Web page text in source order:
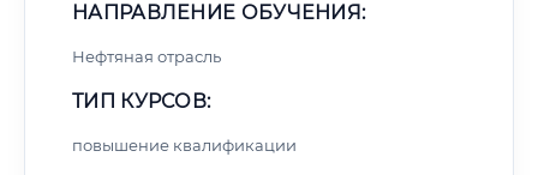
НАПРАВЛЕНИЕ ОБУЧЕНИЯ:
Нефтяная отрасль
ТИП КУРСОВ:
повышение квалификации